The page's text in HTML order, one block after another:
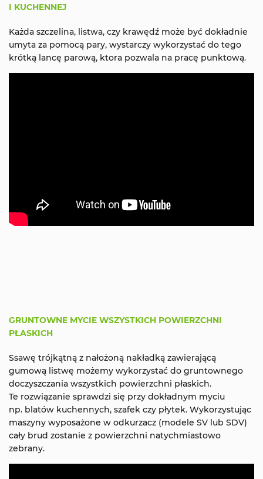
I KUCHENNEJ
Każda szczelina, listwa, czy krawędź może być dokładnie
umyta za pomocą pary, wystarczy wykorzystać do tego
krótką lancę parową, ktora pozwala na pracę punktową.
GRUNTOWNE MYCIE WSZYSTKICH POWIERZCHNI
PŁASKICH
Ssawę trójkątną z nałożoną nakładką zawierającą
gumową listwę możemy wykorzystać do gruntownego
doczyszczania wszystkich powierzchni płaskich.
Te rozwiązanie sprawdzi się przy dokładnym myciu
np. blatów kuchennych, szafek czy płytek. Wykorzystując
maszyny wyposażone w odkurzacz (modele SV lub SDV)
cały brud zostanie z powierzchni natychmiastowo
zebrany.